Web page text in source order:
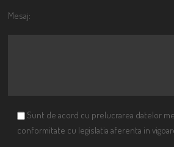
Mesaj:
Sunt de acord cu prelucrarea datelor
conformitate cu legislatia aferenta in